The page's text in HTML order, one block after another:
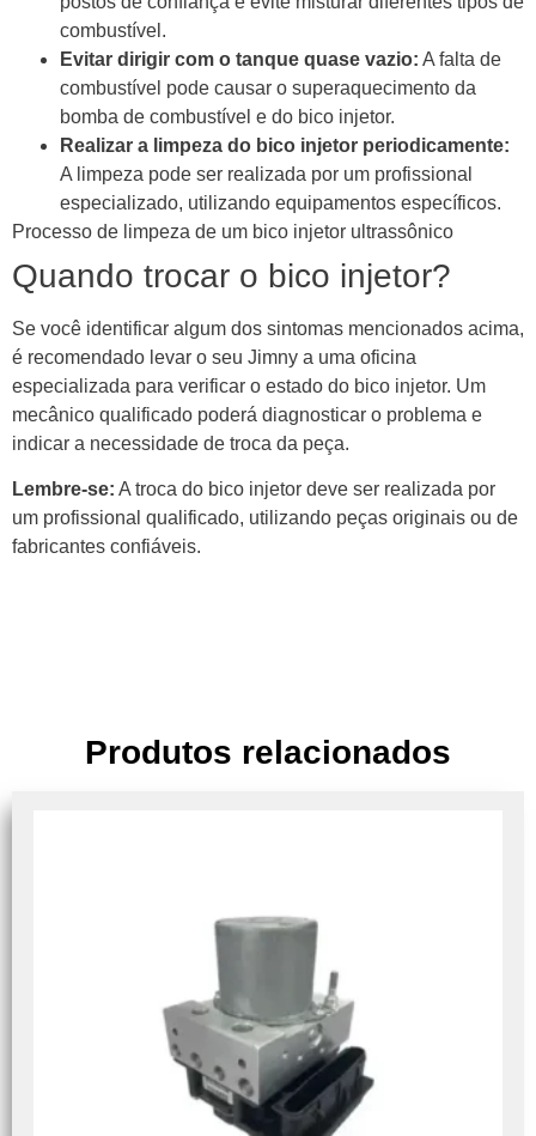
combustível.
Evitar dirigir com o tanque quase vazio: A falta de
combustível pode causar o superaquecimento da
bomba de combustível e do bico injetor.
Realizar a limpeza do bico injetor periodicamente:
A limpeza pode ser realizada por um profissional
especializado, utilizando equipamentos específicos.
Processo de limpeza de um bico injetor ultrassônico
Quando trocar o bico injetor?
Se você identificar algum dos sintomas mencionados acima,
é recomendado levar o seu Jimny a uma oficina
especializada para verificar o estado do bico injetor. Um
mecânico qualificado poderá diagnosticar o problema e
indicar a necessidade de troca da peça.
Lembre-se: A troca do bico injetor deve ser realizada por
um profissional qualificado, utilizando peças originais ou de
fabricantes confiáveis.
Produtos relacionados